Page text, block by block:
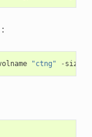
"ctng" - size